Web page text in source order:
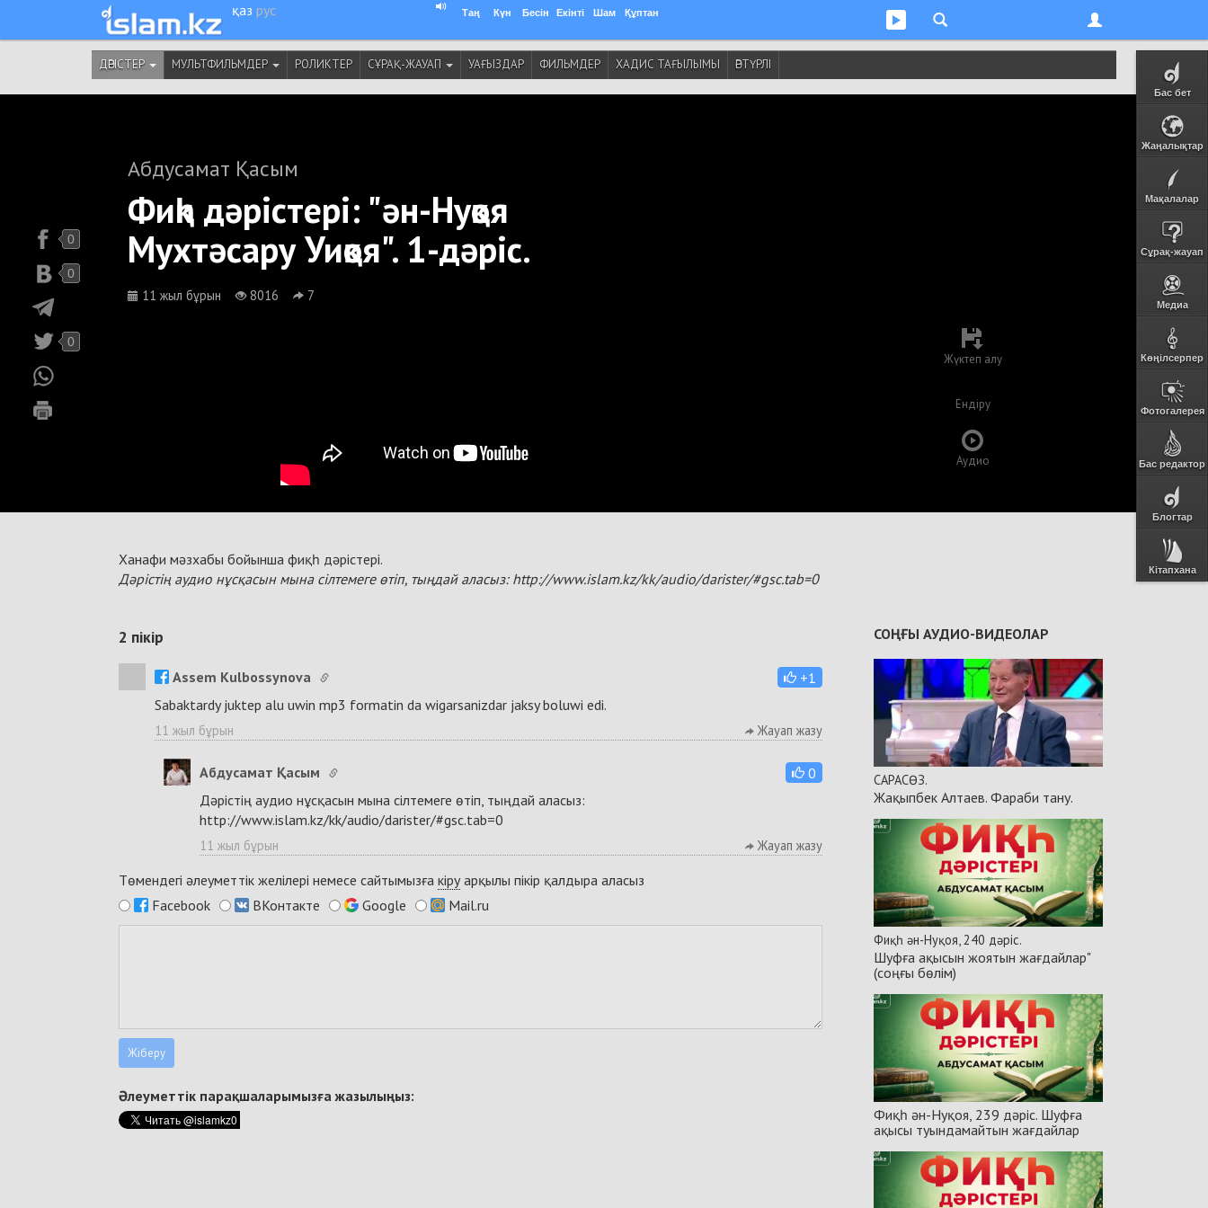
қаз рус Таң Күн Бесін Екінті Шам Құптан
Бас бет
Жаңалықтар
Мақалалар
Сұрақ-жауап
Медиа
Көңілсерпер
Фотогалерея
Бас редактор
Блогтар
Кітапхана
ДӘРІСТЕР МУЛЬТФИЛЬМДЕР РОЛИКТЕР СҰРАҚ-ЖАУАП УАҒЫЗДАР ФИЛЬМДЕР ХАДИС ТАҒЫЛЫМЫ ӘРТҮРЛІ
Абдусамат Қасым
Фиқһ дәрістері: "ән-Нуқоя
Мухтәсару Уиқоя". 1-дәріс.
11 жыл бұрын 8016 7
Жүктеп алу
Ендіру
Аудио
Ханафи мәзхабы бойынша фиқһ дәрістері.
Дәрістің аудио нұсқасын мына сілтемеге өтіп, тыңдай аласыз: http://www.islam.kz/kk/audio/darister/#gsc.tab=0
0
0
0
2 пікір
Assem Kulbossynova
+1
Sabaktardy juktep alu uwin mp3 formatin da wigarsanizdar jaksy boluwi edi.
11 жыл бұрын Жауап жазу
Абдусамат Қасым
0
Дәрістің аудио нұсқасын мына сілтемеге өтіп, тыңдай аласыз:
http://www.islam.kz/kk/audio/darister/#gsc.tab=0
11 жыл бұрын Жауап жазу
Төмендегі әлеуметтік желілері немесе сайтымызға кіруарқылы пікір қалдыра аласыз
Facebook
ВКонтакте Google Mail.ru
Әлеуметтік парақшаларымызға жазылыңыз:
СОҢҒЫ АУДИО-ВИДЕОЛАР
САРАСӨЗ.
Жақыпбек Алтаев. Фараби тану.
Фиқһ ән-Нуқоя, 240 дәріс.
Шуфға ақысын жоятын жағдайлар"
(соңғы бөлім)
Фиқһ ән-Нуқоя, 239 дәріс. Шуфға
ақысы туындамайтын жағдайлар